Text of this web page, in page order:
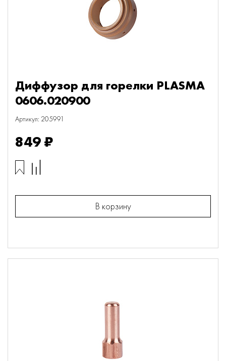
Диффузор для горелки PLASMA
0606.020900
Артикул: 205991
849 ₽
В корзину